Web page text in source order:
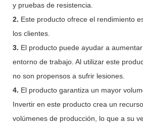
y pruebas de resistencia.
2. Este producto ofrece el rendimiento
los clientes.
3. El producto puede ayudar a
entorno de trabajo. Al utilizar este
no son propensos a sufrir lesiones.
4. El producto garantiza un mayor
Invertir en este producto crea un
volúmenes de producción, lo que a su